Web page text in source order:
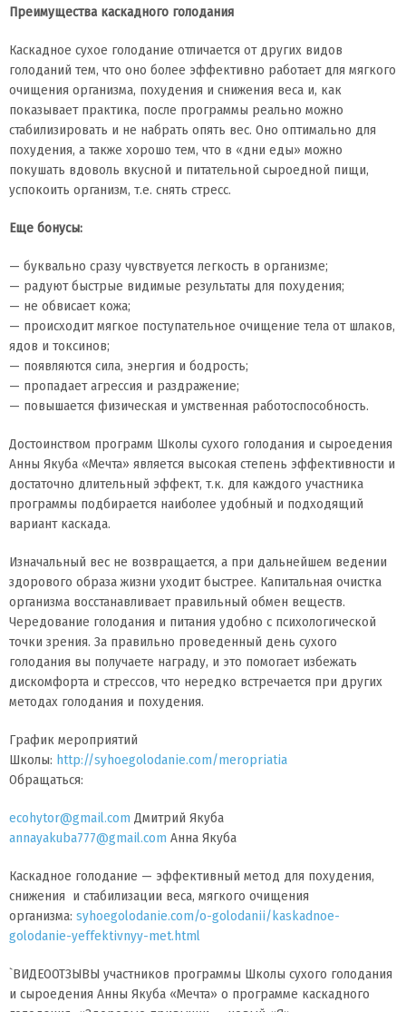
Преимущества каскадного голодания
Каскадное сухое голодание отличается от других видов
голоданий тем, что оно более эффективно работает для мягкого
очищения организма, похудения и снижения веса и, как
показывает практика, после программы реально можно
стабилизировать и не набрать опять вес. Оно оптимально для
похудения, а также хорошо тем, что в «дни еды» можно
покушать вдоволь вкусной и питательной сыроедной пищи,
успокоить организм, т.е. снять стресс.
Еще бонусы:
— буквально сразу чувствуется легкость в организме;
— радуют быстрые видимые результаты для похудения;
— не обвисает кожа;
— происходит мягкое поступательное очищение тела от шлаков,
ядов и токсинов;
— появляются сила, энергия и бодрость;
— пропадает агрессия и раздражение;
— повышается физическая и умственная работоспособность.
Достоинством программ Школы сухого голодания и сыроедения
Анны Якуба «Мечта» является высокая степень эффективности и
достаточно длительный эффект, т.к. для каждого участника
программы подбирается наиболее удобный и подходящий
вариант каскада.
Изначальный вес не возвращается, а при дальнейшем ведении
здорового образа жизни уходит быстрее. Капитальная очистка
организма восстанавливает правильный обмен веществ.
Чередование голодания и питания удобно с психологической
точки зрения. За правильно проведенный день сухого
голодания вы получаете награду, и это помогает избежать
дискомфорта и стрессов, что нередко встречается при других
методах голодания и похудения.
График мероприятий
Школы: http://syhoegolodanie.com/meropriatia
Обращаться:
ecohytor@gmail.com Дмитрий Якуба
annayakuba777@gmail.com Анна Якуба
Каскадное голодание — эффективный метод для похудения,
снижения и стабилизации веса, мягкого очищения
организма: syhoegolodanie.com/o-golodanii/kaskadnoe-
golodanie-yeffektivnyy-met.html
`ВИДЕООТЗЫВЫ участников программы Школы сухого голодания
и сыроедения Анны Якуба «Мечта» о программе каскадного